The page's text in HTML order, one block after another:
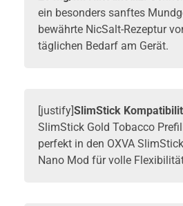
ein besonders sanftes
bewährte NicSalt-Rezeptur
täglichen Bedarf am Gerät.
[justify]SlimStick
SlimStick Gold Tobacco
perfekt in den OXVA SlimStick
Nano Mod für volle